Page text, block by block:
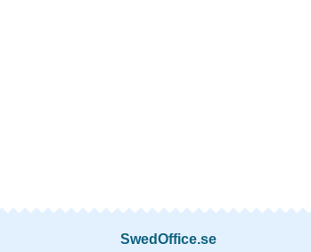
SwedOffice.se